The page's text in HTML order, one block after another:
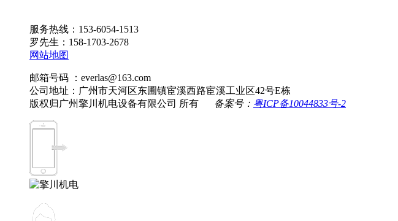
服务热线：153-6054-1513
罗先生：158-1703-2678
网站地图
邮箱号码 ：everlas@163.com
公司地址：广州市天河区东圃镇宦溪西路宦溪工业区42号E栋
版权归广州擎川机电设备有限公司 所有
备案号： 粤ICP备10044833号-2